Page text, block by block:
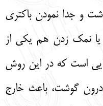
و جدا نمودن باکتری‌
نمک زدن هم یکی از
است که در این روش
گوشت، باعث خارج